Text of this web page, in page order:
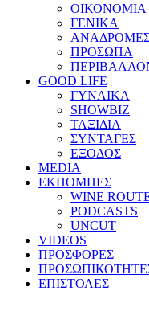
ΟΙΚΟΝΟΜΙΑ
ΓΕΝΙΚΑ
ΠΡΟΣΩΠΑ
GOOD LIFE
ΓΥΝΑΙΚΑ
SHOWBIZ
ΤΑΞΙΔΙΑ
ΣΥΝΤΑΓΕΣ
ΕΞΟΔΟΣ
MEDIA
ΕΚΠΟΜΠΕΣ
WINE
PODCASTS
UNCUT
VIDEOS
ΠΡΟΣΦΟΡΕΣ
ΕΠΙΣΤΟΛΕΣ